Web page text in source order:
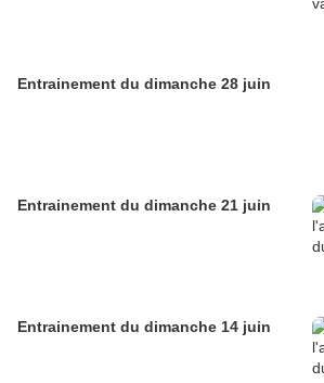
Entrainement du dimanche 28 juin
Entrainement du dimanche 21 juin
Entrainement du dimanche 14 juin